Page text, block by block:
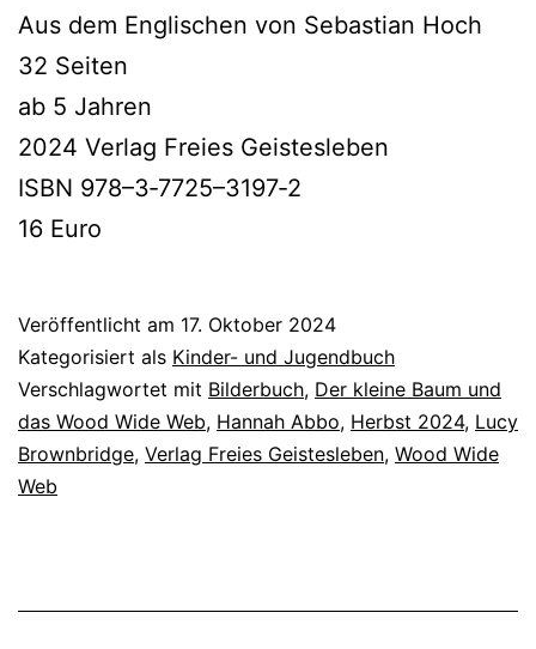
Aus dem Englischen von Sebastian Hoch
32 Seiten
ab 5 Jahren
2024 Verlag Freies Geistesleben
ISBN 978–3‑7725–3197‑2
16 Euro
Veröffentlicht am 17. Oktober 2024
Kategorisiert als Kinder- und Jugendbuch
Verschlagwortet mit Bilderbuch, Der kleine Baum und
das Wood Wide Web, Hannah Abbo, Herbst 2024, Lucy
Brownbridge, Verlag Freies Geistesleben, Wood Wide
Web